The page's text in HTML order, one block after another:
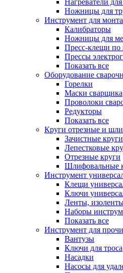
Нагреватели
Ножницы для
Инструмент для
Калибраторы
Ножницы для
Пресс-клещи по
Прессы
Показать все
Оборудование
Горелки
Маски сварщика
Проволоки
Редукторы
Показать все
Круги отрезные и
Зачистные круги
Лепестковые
Отрезные круги
Шлифовальные
Инструмент
Клещи
Ключи
Ленты,
Наборы
Показать все
Инструмент для
Вантузы
Ключи для троса
Насадки
Насосы для